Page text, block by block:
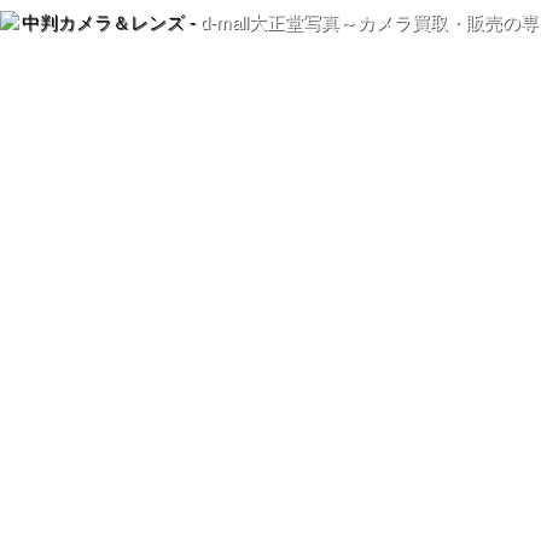
中判カメラ＆レンズ - d-mall大正堂写真～カメラ買取・販売の